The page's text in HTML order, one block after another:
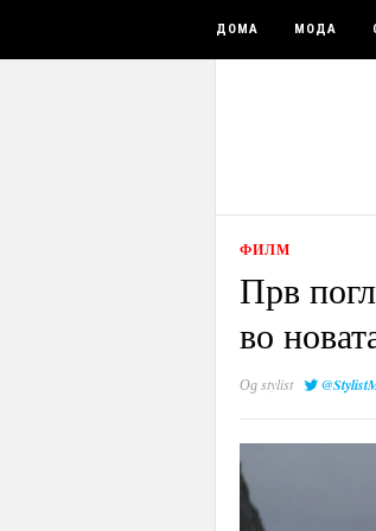
ДОМА МОДА
ФИЛМ
Прв
во
Одstylist